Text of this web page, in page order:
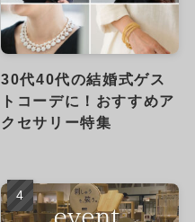
30代40代の結婚式ゲス
トコーデに！おすすめア
クセサリー特集